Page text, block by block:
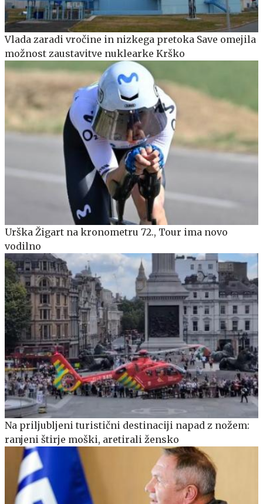
Vlada zaradi vročine in nizkega pretoka Save omejila
možnost zaustavitve nuklearke Krško
Urška Žigart na kronometru 72., Tour ima novo
vodilno
Na priljubljeni turistični destinaciji napad z nožem:
ranjeni štirje moški, aretirali žensko